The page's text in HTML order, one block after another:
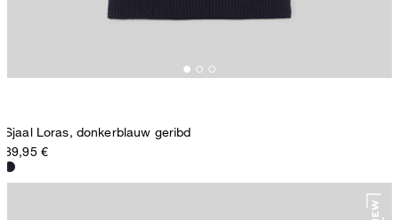
Sjaal Loras, donkerblauw geribd
89,95 €